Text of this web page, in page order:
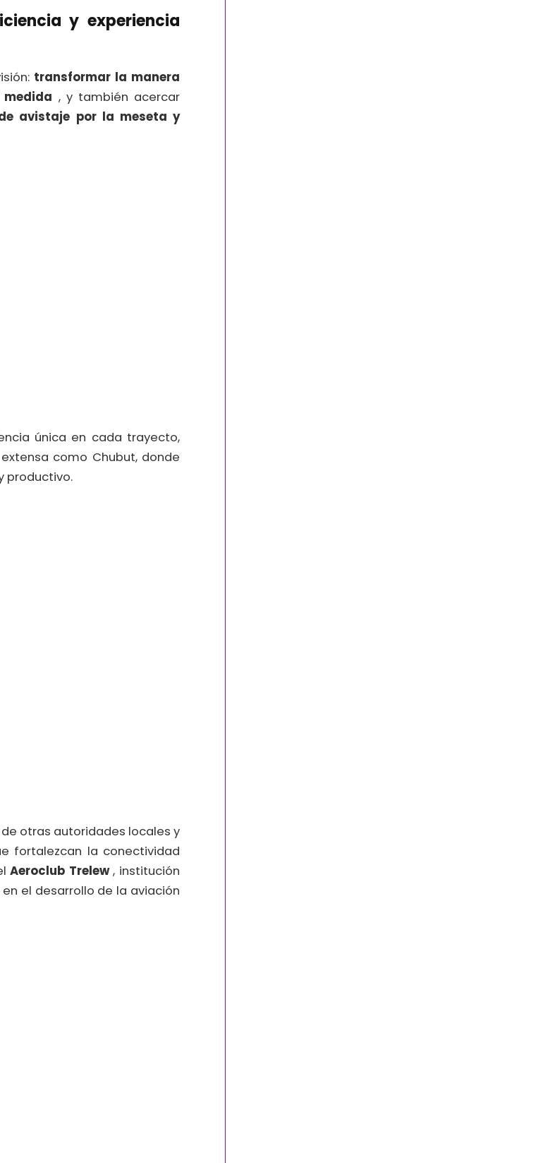
y experiencia
transformar la manera
, y también acercar
avistaje por la meseta y
única en cada trayecto,
como Chubut, donde
productivo.
otras autoridades locales y
fortalezcan la conectividad
Aeroclub Trelew, institución
el desarrollo de la aviación